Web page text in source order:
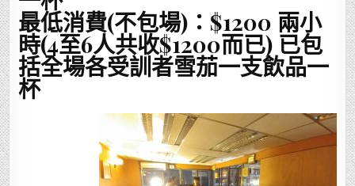
最低消費(不包場)：$1200 兩小
時(4至6人共收$1200而已) 已包
括全場各受訓者雪茄一支飲品一
杯